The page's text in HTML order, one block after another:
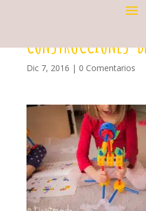
CONSTRUCCIONES-
Dic 7, 2016 | 0 Comentarios